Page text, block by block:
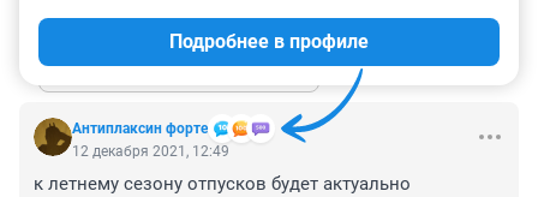
ОТВЕТИТЬ 1 +1 –1
Показать ещё 1 ответ
Антиплаксин форте
Подробнее в профиле
12 декабря 2021, 12:49
к летнему сезону отпусков будет актуально